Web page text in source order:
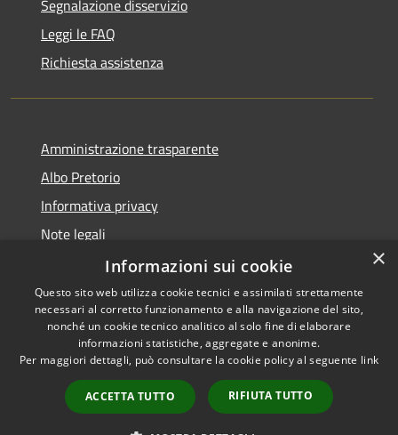
Segnalazione disservizio
Leggi le FAQ
Richiesta assistenza
Amministrazione trasparente
Albo Pretorio
Informativa privacy
Note legali
Dichiarazione di accessibilità
RSS
Accessibilità
Copyright © 2026 • Comune di
Municipium•
Accesso
redazione
×
Informazioni sui cookie
Questo sito web utilizza cookie tecnici e assimilati strettamente
necessari al corretto funzionamento e alla navigazione del sito,
nonché un cookie tecnico analitico al solo fine di elaborare
informazioni statistiche, aggregate e anonime.
Per maggiori dettagli, può consultare la cookie policy al seguente link
ACCETTA TUTTO RIFIUTA TUTTO